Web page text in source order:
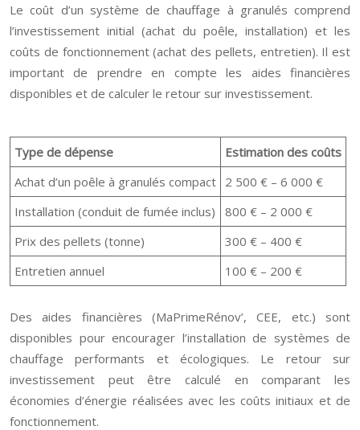
Le coût d’un système de chauffage à granulés comprend
l’investissement initial (achat du poêle, installation) et les
coûts de fonctionnement (achat des pellets, entretien). Il est
important de prendre en compte les aides financières
disponibles et de calculer le retour sur investissement.
Type de dépense
Estimation des coûts
Achat d’un poêle à granulés compact 2 500 € – 6 000 €
Installation (conduit de fumée inclus)
800 € – 2 000 €
Prix des pellets (tonne)
300 € – 400 €
Entretien annuel
100 € – 200 €
Des aides financières (MaPrimeRénov’, CEE, etc.) sont
disponibles pour encourager l’installation de systèmes de
chauffage performants et écologiques. Le retour sur
investissement peut être calculé en comparant les
économies d’énergie réalisées avec les coûts initiaux et de
fonctionnement.